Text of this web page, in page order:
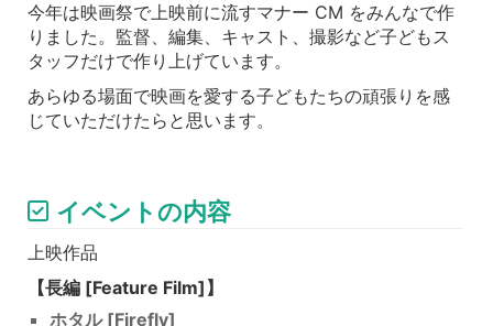
今年は映画祭で上映前に流すマナー CM をみんなで作
りました。監督、編集、キャスト、撮影など子どもス
タッフだけで作り上げています。
あらゆる場面で映画を愛する子どもたちの頑張りを感
じていただけたらと思います。
イベントの内容
上映作品
【長編 [Feature Film]】
ホタル [Firefly]